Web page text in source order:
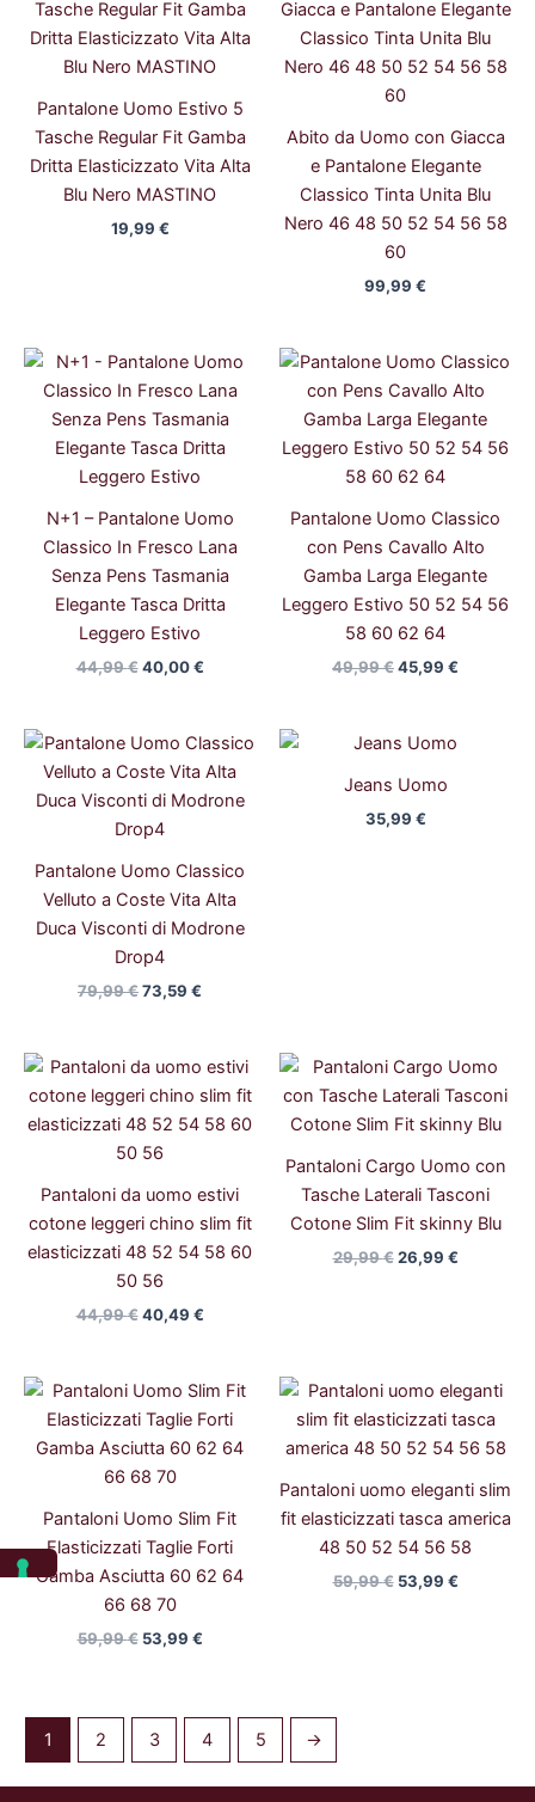
Pantalone Uomo Estivo 5
Tasche Regular Fit Gamba
Dritta Elasticizzato Vita Alta
Blu Nero MASTINO
19,99 €
Abito da Uomo con Giacca
e Pantalone Elegante
Classico Tinta Unita Blu
Nero 46 48 50 52 54 56 58
60
99,99 €
N+1 – Pantalone Uomo
Classico In Fresco Lana
Senza Pens Tasmania
Elegante Tasca Dritta
Leggero Estivo
44,99€
Il
originale
era:
44,99 €.
40,00€
Il
attuale
è:
40,00 €.
Pantalone Uomo Classico
con Pens Cavallo Alto
Gamba Larga Elegante
Leggero Estivo 50 52 54 56
58 60 62 64
49,99€
Il
originale
era:
49,99 €.
45,99 €
Il
attuale
è:
45,99 €.
Pantalone Uomo Classico
Velluto a Coste Vita Alta
Duca Visconti di Modrone
Drop4
79,99€
Il
originale
era:
79,99 €.
73,59 €
Il
attuale
è:
Jeans Uomo
35,99 €
Pantaloni da uomo estivi
cotone leggeri chino slim fit
elasticizzati 48 52 54 58 60
50 56
44,99€
Il
originale
era:
44,99 €.
40,49 €
Il
attuale
è:
Pantaloni Cargo Uomo con
Tasche Laterali Tasconi
Cotone Slim Fit skinny Blu
29,99€
Il
prezzo
originale
era:
26,99 €
Il
attuale
è:
Pantaloni Uomo Slim Fit
Elasticizzati Taglie Forti
Gamba Asciutta 60 62 64
66 68 70
59,99€
Il
originale
era:
59,99 €.
53,99 €
Il
attuale
è:
Pantaloni uomo eleganti slim
fit elasticizzati tasca america
48 50 52 54 56 58
59,99€
Il
originale
era:
53,99 €
Il
prezzo
attuale
è:
1 2 3 4 5 →